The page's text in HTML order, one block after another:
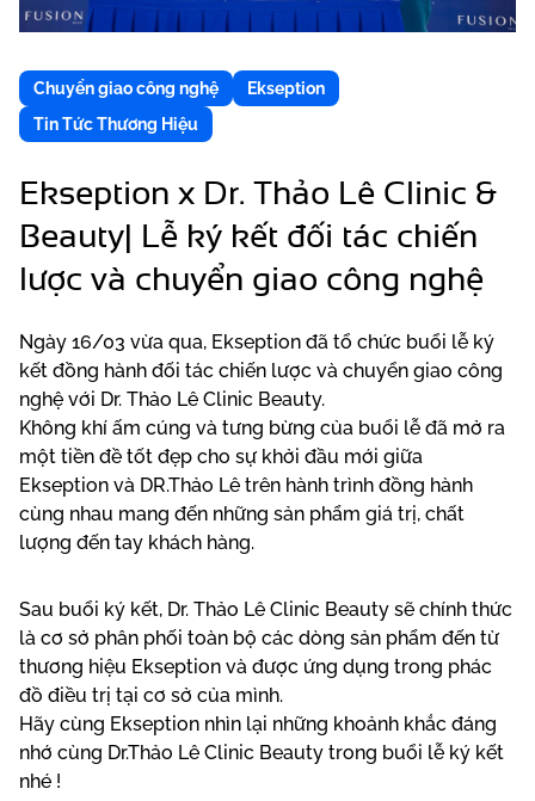
Chuyển giao công nghệ
Ekseption
Tin Tức Thương Hiệu
Ekseption x Dr. Thảo Lê Clinic &
Beauty| Lễ ký kết đối tác chiến
lược và chuyển giao công nghệ
Ngày 16/03 vừa qua, Ekseption đã tổ chức buổi lễ ký
kết đồng hành đối tác chiến lược và chuyển giao công
nghệ với Dr. Thảo Lê Clinic Beauty.
Không khí ấm cúng và tưng bừng của buổi lễ đã mở ra
một tiền đề tốt đẹp cho sự khởi đầu mới giữa
Ekseption và DR.Thảo Lê trên hành trình đồng hành
cùng nhau mang đến những sản phẩm giá trị, chất
lượng đến tay khách hàng.
Sau buổi ký kết, Dr. Thảo Lê Clinic Beauty sẽ chính thức
là cơ sở phân phối toàn bộ các dòng sản phẩm đến từ
thương hiệu Ekseption và được ứng dụng trong phác
đồ điều trị tại cơ sở của mình.
Hãy cùng Ekseption nhìn lại những khoảnh khắc đáng
nhớ cùng Dr.Thảo Lê Clinic Beauty trong buổi lễ ký kết
nhé !